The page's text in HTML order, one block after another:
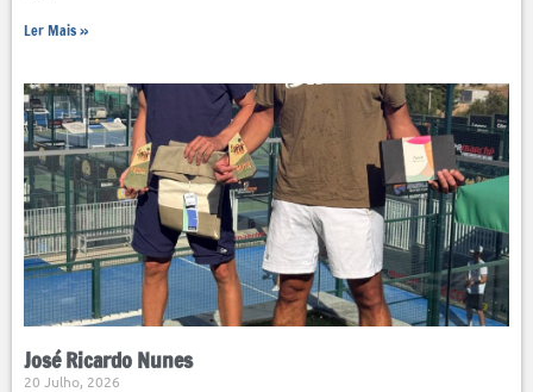
Ler Mais »
José Ricardo Nunes
20 Julho, 2026